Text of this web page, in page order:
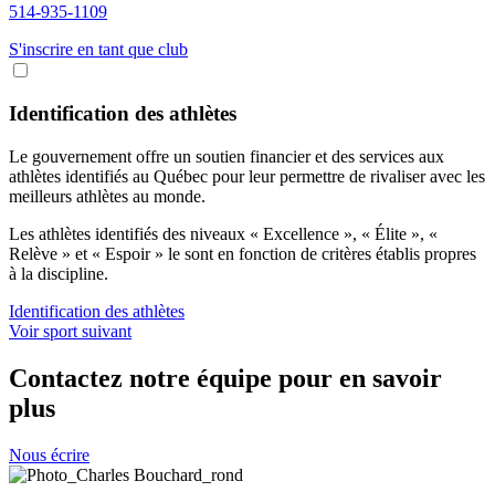
514-935-1109
S'inscrire en tant que club
Identification des athlètes
Le gouvernement offre un soutien financier et des services aux
athlètes identifiés au Québec pour leur permettre de rivaliser avec les
meilleurs athlètes au monde.
Les athlètes identifiés des niveaux « Excellence », « Élite », «
Relève » et « Espoir » le sont en fonction de critères établis propres
à la discipline.
Identification des athlètes
Voir sport suivant
Contactez notre équipe pour en savoir
plus
Nous écrire